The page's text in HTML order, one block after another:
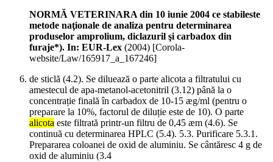
NORMĂ VETERINARA din 10 iunie 2004 ce stabileste
metode naţionale de analiza pentru determinarea
produselor amprolium, diclazuril şi carbadox din
furaje*). In: EUR-Lex (2004) [Corola-
website/Law/165917_a_167246]
de sticlă (4.2). Se diluează o parte alicota a filtratului cu
amestecul de apa-metanol-acetonitril (3.12) până la o
concentrație finală în carbadox de 10-15 æg/ml (pentru o
preparare la 10%, factorul de diluție este de 10). O parte
alicota este filtrată printr-un filtru de 0,45 æm (4.6). Se
continuă cu determinarea HPLC (5.4). 5.3. Purificare 5.3.1.
Prepararea coloanei de oxid de aluminiu. Se cântăresc 4 g de
oxid de aluminiu (3.4